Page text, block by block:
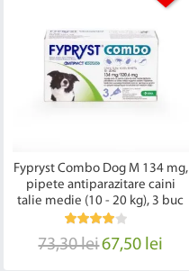
Fypryst Combo Dog M 134 mg,
pipete antiparazitare caini
talie medie (10 - 20 kg), 3 buc
73,30 lei67,50 lei